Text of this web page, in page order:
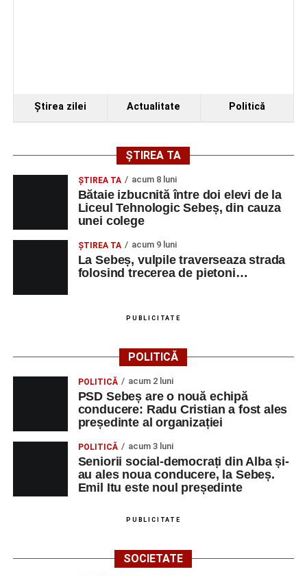
Spectacol de vals și tango „Armonii în
pași de dans”
Napoca).
AcompaniazăCluj Tango Orchestra:
Irina Indrei – pian
Robert Indrei – bandoneon
Milena Vădan – vioară
Emanuel Elcean – contrabas
Adrian Lup – violoncel
Vlad Dordea.
Piața Primăriei
Orele 17.00–20.00– Punct oficial de înscrieri și informații
SÂMBĂTĂ, 22 AUGUST 2026
Platoul Centrului Cultural „Lucian
Blaga” Sebeș
Ştirea zilei Actualitate Politică
ȘTIREA TA
ŞTIREA TA acum 8 luni
Bătaie izbucnită între doi elevi de la
Liceul Tehnologic Sebeș, din cauza
unei colege
ŞTIREA TA acum 9 luni
La Sebeș, vulpile traverseaza strada
folosind trecerea de pietoni…
PUBLICITATE
POLITICĂ
POLITICĂ acum 2 luni
PSD Sebeș are o nouă echipă
conducere: Radu Cristian a fost ales
președinte al organizației
POLITICĂ acum 3 luni
Seniorii social-democrați din Alba și-
au ales noua conducere, la Sebeș.
Emil Itu este noul președinte
PUBLICITATE
SOCIETATE